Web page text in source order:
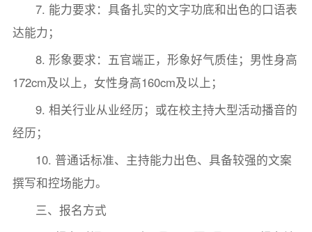
7. 能力要求：具备扎实的文字功底和出色的口语表
达能力；
8. 形象要求：五官端正，形象好气质佳；男性身高
172cm及以上，女性身高160cm及以上；
9. 相关行业从业经历；或在校主持大型活动播音的
经历；
10. 普通话标准、主持能力出色、具备较强的文案
撰写和控场能力。
三、报名方式